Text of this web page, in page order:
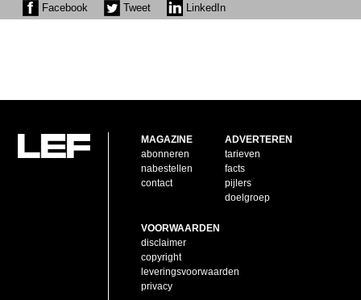
Facebook
Tweet LinkedIn
MAGAZINE
abonneren
nabestellen
contact
ADVERTEREN
tarieven
facts
pijlers
doelgroep
VOORWAARDEN
disclaimer
copyright
leveringsvoorwaarden
privacy